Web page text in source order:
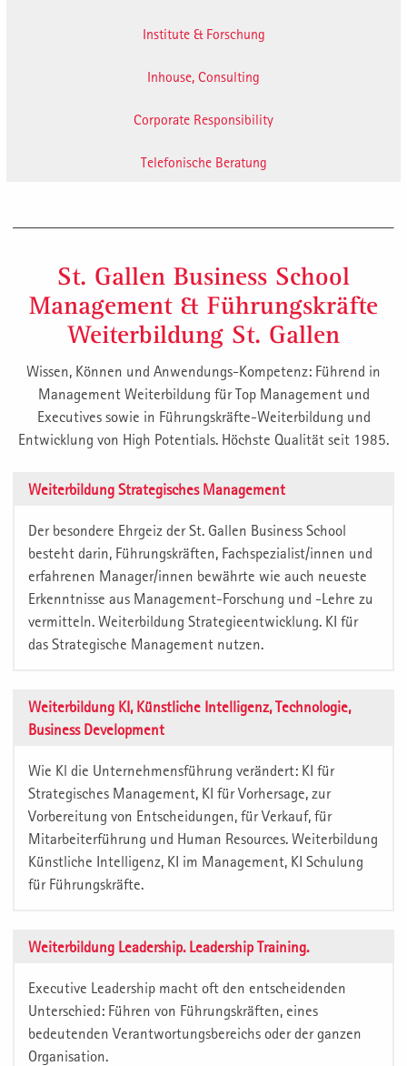
Institute & Forschung
Inhouse, Consulting
Corporate Responsibility
Telefonische Beratung
St. Gallen Business School
Management & Führungskräfte
Weiterbildung St. Gallen
Wissen, Können und Anwendungs-Kompetenz: Führend in
Management Weiterbildung für Top Management und
Executives sowie in Führungskräfte-Weiterbildung und
Entwicklung von High Potentials. Höchste Qualität seit 1985.
Weiterbildung Strategisches Management
Der besondere Ehrgeiz der St. Gallen Business School
besteht darin, Führungskräften, Fachspezialist/innen und
erfahrenen Manager/innen bewährte wie auch neueste
Erkenntnisse aus Management-Forschung und -Lehre zu
vermitteln. Weiterbildung Strategieentwicklung. KI für
das Strategische Management nutzen.
Weiterbildung KI, Künstliche Intelligenz, Technologie,
Business Development
Wie Kl die Unternehmensführung verändert: KI für
Strategisches Management, KI für Vorhersage, zur
Vorbereitung von Entscheidungen, für Verkauf, für
Mitarbeiterführung und Human Resources. Weiterbildung
Künstliche Intelligenz, KI im Management, KI Schulung
für Führungskräfte.
Weiterbildung Leadership. Leadership Training.
Executive Leadership macht oft den entscheidenden
Unterschied: Führen von Führungskräften, eines
bedeutenden Verantwortungsbereichs oder der ganzen
Organisation.